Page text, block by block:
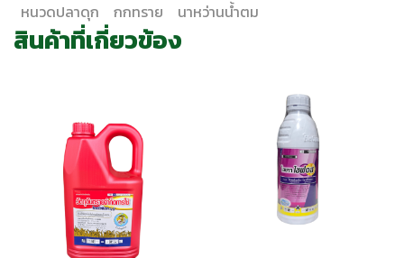
หนวดปลาดุก
กกทราย นาหว่านน้ำตม
สินค้าที่เกี่ยวข้อง